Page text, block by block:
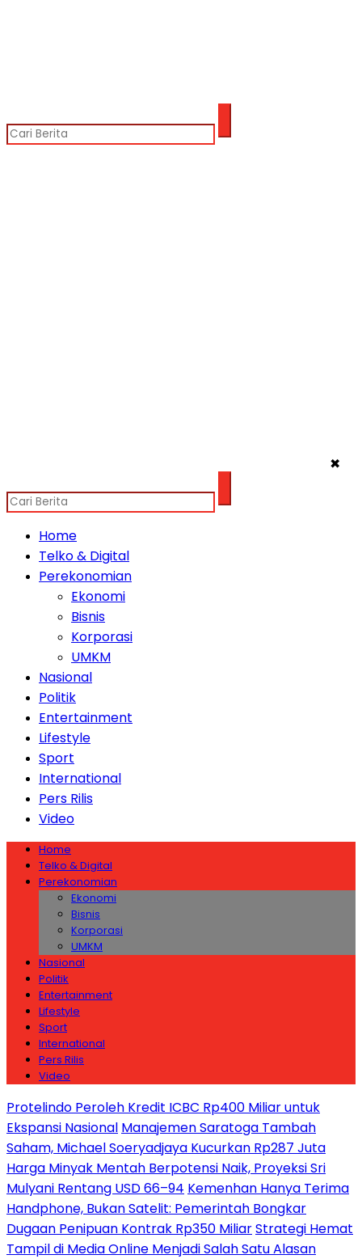
✖
Home
Telko & Digital
Perekonomian
Ekonomi
Bisnis
Korporasi
UMKM
Nasional
Politik
Entertainment
Lifestyle
Sport
International
Pers Rilis
Video
Home
Telko & Digital
Perekonomian
Ekonomi
Bisnis
Korporasi
UMKM
Nasional
Politik
Entertainment
Lifestyle
Sport
International
Pers Rilis
Video
Protelindo Peroleh Kredit ICBC Rp400 Miliar untuk
Ekspansi Nasional Manajemen Saratoga Tambah
Saham, Michael Soeryadjaya Kucurkan Rp287 Juta
Harga Minyak Mentah Berpotensi Naik, Proyeksi Sri
Mulyani Rentang USD 66–94 Kemenhan Hanya Terima
Handphone, Bukan Satelit: Pemerintah Bongkar
Dugaan Penipuan Kontrak Rp350 MiliarStrategi Hemat
Tampil di Media Online Menjadi Salah Satu Alasan